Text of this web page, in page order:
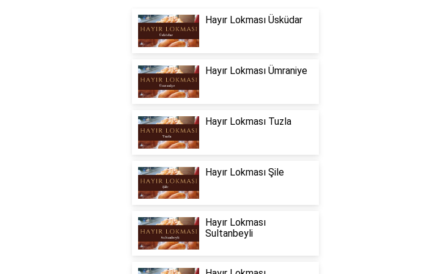
Hayır Lokması Üsküdar
Hayır Lokması Ümraniye
Hayır Lokması Tuzla
Hayır Lokması Şile
Hayır Lokması
Sultanbeyli